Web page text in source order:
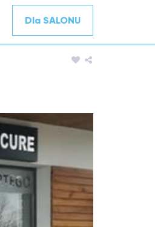
Dla SALONU